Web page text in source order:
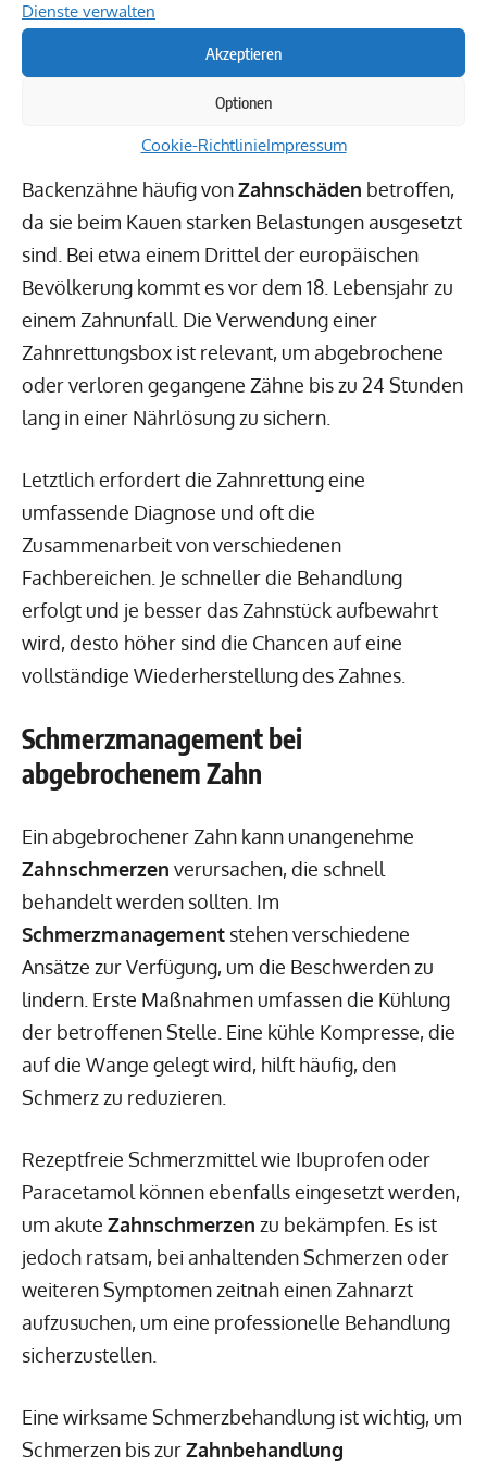
Dienste verwalten
Akzeptieren
Optionen
Cookie-RichtlinieImpressum
werden, insbesondere bei starken
, die auf eingeklemmte Nerven
oder andere Komplikationen hinweisen könnten.
Im Alltag sind besonders die vorderen
Backenzähne häufig vonZahnschäden betroffen,
da sie beim Kauen starken Belastungen ausgesetzt
sind. Bei etwa einem Drittel der europäischen
Bevölkerung kommt es vor dem 18. Lebensjahr zu
einem Zahnunfall. Die Verwendung einer
Zahnrettungsbox ist relevant, um abgebrochene
oder verloren gegangene Zähne bis zu 24 Stunden
lang in einer Nährlösung zu sichern.
Letztlich erfordert die Zahnrettung eine
umfassende Diagnose und oft die
Zusammenarbeit von verschiedenen
Fachbereichen. Je schneller die Behandlung
erfolgt und je besser das Zahnstück aufbewahrt
wird, desto höher sind die Chancen auf eine
vollständige Wiederherstellung des Zahnes.
Schmerzmanagement bei
abgebrochenem Zahn
Ein abgebrochener Zahn kann unangenehme
Zahnschmerzen verursachen, die schnell
behandelt werden sollten. Im
Schmerzmanagement stehen verschiedene
Ansätze zur Verfügung, um die Beschwerden zu
lindern. Erste Maßnahmen umfassen die Kühlung
der betroffenen Stelle. Eine kühle Kompresse, die
auf die Wange gelegt wird, hilft häufig, den
Schmerz zu reduzieren.
Rezeptfreie Schmerzmittel wie Ibuprofen oder
Paracetamol können ebenfalls eingesetzt werden,
um akute Zahnschmerzen zu bekämpfen. Es ist
jedoch ratsam, bei anhaltenden Schmerzen oder
weiteren Symptomen zeitnah einen Zahnarzt
aufzusuchen, um eine professionelle Behandlung
sicherzustellen.
Eine wirksame Schmerzbehandlung ist wichtig, um
Schmerzen bis zurZahnbehandlung